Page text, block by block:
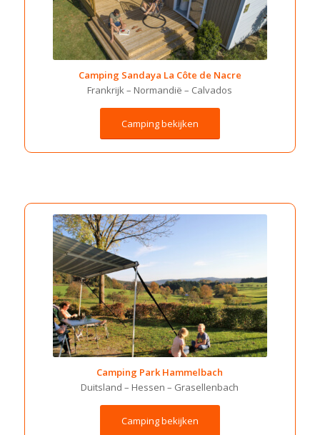
Camping Sandaya La Côte de Nacre
Frankrijk – Normandië – Calvados
Camping bekijken
Camping Park Hammelbach
Duitsland – Hessen – Grasellenbach
Camping bekijken